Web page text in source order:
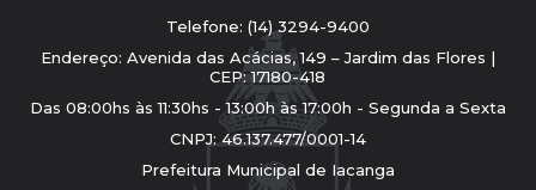
Telefone: (14) 3294-9400
Endereço: Avenida das Acácias, 149 – Jardim das Flores |
CEP: 17180-418
Das 08:00hs às 11:30hs - 13:00h às 17:00h - Segunda a Sexta
CNPJ: 46.137.477/0001-14
Prefeitura Municipal de Iacanga